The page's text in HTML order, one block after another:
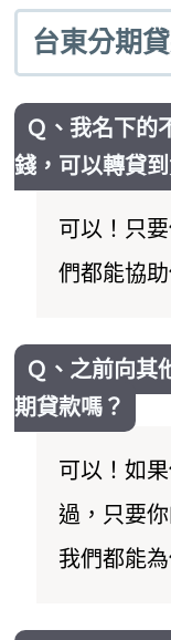
台東分期
Ｑ、我名下的
錢，可以轉貸
可以！只
們都能協
Ｑ、之前向其
期貸款嗎？
可以！如
過，只要
我們都能